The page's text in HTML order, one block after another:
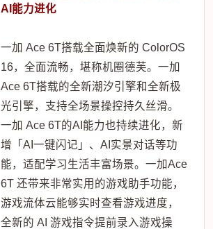
AI能力进化
一加 Ace 6T搭载全面焕新的 ColorOS
16，全面流畅，堪称机圈德芙。一加
Ace 6T搭载的全新潮汐引擎和全新极
光引擎，支持全场景操控持久丝滑。
一加 Ace 6T的AI能力也持续进化，新
增「AI一键闪记」、AI实景对话等功
能，适配学习生活丰富场景。一加Ace
6T 还带来非常实用的游戏助手功能，
游戏流体云能够实时查看游戏进度，
全新的 AI 游戏指令提前录入游戏操